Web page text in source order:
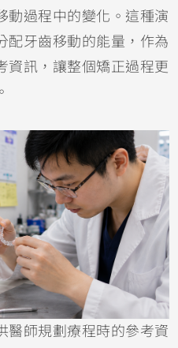
動過程中的變化。這種演
配牙齒移動的能量，作為
資訊，讓整個矯正過程更
醫師規劃療程時的參考資